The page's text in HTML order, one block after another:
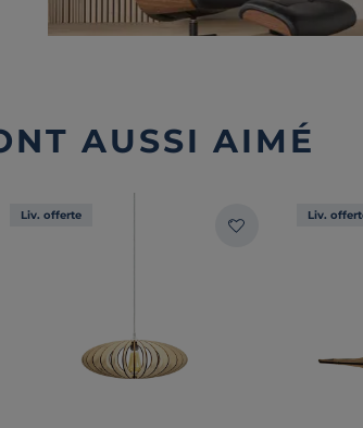
AUSSI AIMÉ
Liv. offerte Liv.